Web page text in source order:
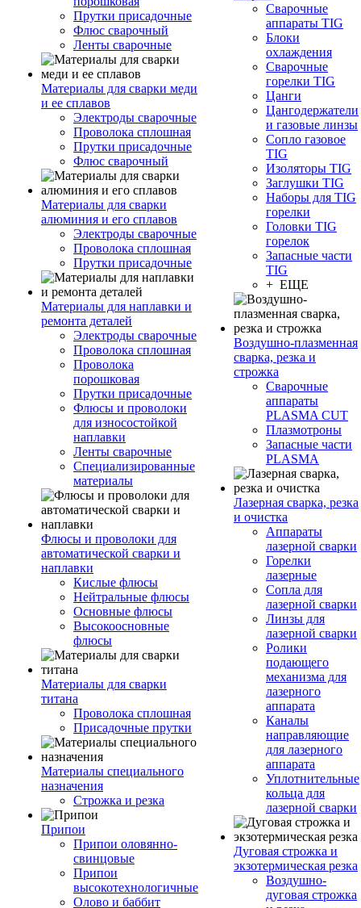
Прутки присадочные
Флюс сварочный
Ленты сварочные
Материалы для сварки меди
и ее сплавов
Электроды сварочные
Проволока сплошная
Прутки присадочные
Флюс сварочный
Материалы для сварки
алюминия и его сплавов
Электроды сварочные
Проволока сплошная
Прутки присадочные
Материалы для наплавки и
ремонта деталей
Электроды сварочные
Проволока сплошная
Проволока
порошковая
Прутки присадочные
Флюсы и проволоки
для износостойкой
наплавки
Ленты сварочные
Специализированные
материалы
Флюсы и проволоки для
автоматической сварки и
наплавки
Кислые флюсы
Нейтральные флюсы
Основные флюсы
Высокоосновные
флюсы
Материалы для сварки
титана
Проволока сплошная
Присадочные прутки
Материалы специального
назначения
Строжка и резка
Припои
Припои оловянно-
свинцовые
Припои
высокотехнологичные
Олово и баббит
Сварочные
аппараты TIG
Блоки
охлаждения
Сварочные
горелки TIG
Цанги
Цангодержатели
и газовые линзы
Сопло газовое
TIG
Изоляторы TIG
Заглушки TIG
Наборы для TIG
горелки
Головки TIG
горелок
Запасные части
TIG
+ ЕЩЕ
Воздушно-плазменная
сварка, резка и
строжка
Сварочные
аппараты
PLASMA CUT
Плазмотроны
Запасные части
PLASMA
Лазерная сварка, резка
и очистка
Аппараты
лазерной сварки
Горелки
лазерные
Сопла для
лазерной сварки
Линзы для
лазерной сварки
Ролики
подающего
механизма для
лазерного
аппарата
Каналы
направляющие
для лазерного
аппарата
Уплотнительные
кольца для
лазерной сварки
Дуговая строжка и
экзотермическая резка
Воздушно-
дуговая строжка